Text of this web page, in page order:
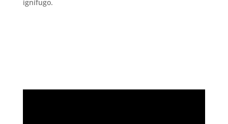
ignífugo.